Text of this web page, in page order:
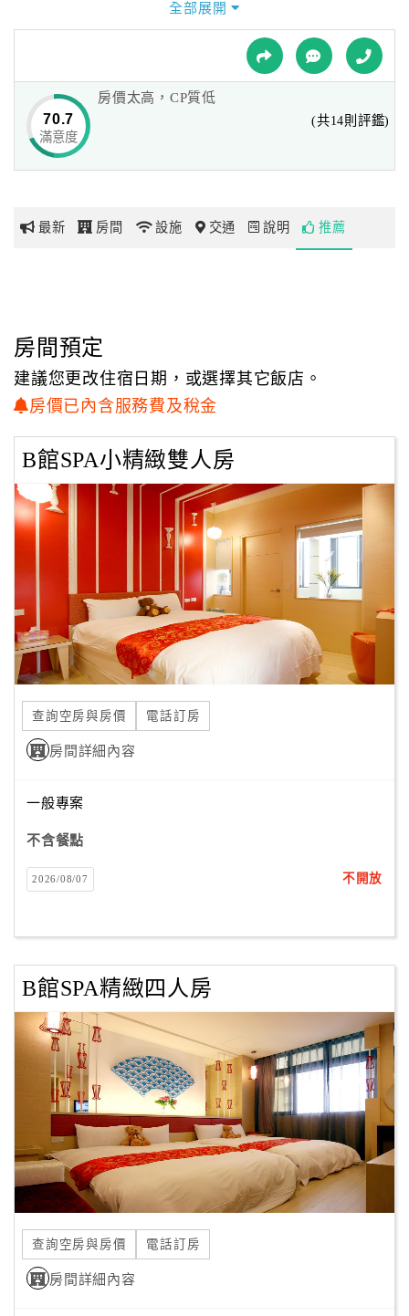
球
網
玩
地
圖
顧
務
顧
滿
意
度
訂
單
管
理
員
戶
客
服
聯
Line
客
服
紅
利
查
這裡的美景讓您一天也看不膩，足足待上一天也不想離開。
或許，您還可以抽個空，前往九族文化村渡過一個驚險刺激
走在熱鬧的水社商圈，請務必張大您的雙眼，否則，一個不
留神就錯過了經典之作。
踏入潭暉，簡單空間裡的幾處華麗點綴，表現出時尚雅緻的
設計風格；
變，
在日月潭的清晨，不會賴床，也不需morning call，因為沒
有人願意錯過早晨的潭水美景；
配合的特約收費停車場，就在B館大門正前方；
平日收費是1小時40元，當天最高上限$100元，房客入住當
天中午12點過後將車停進去不要開出來，可停至隔天中午12
點，只要$100元；
假日收費是1小時40元，採累計收費無上限，但是我們的房
客可於入住當天中午12點過後將車停進去不要開出來，可停
至隔天中午12點，只要$180元；
若不清楚，您可於入住當天辦理CHECK IN 時，由我們櫃檯
人員為您說明。
全部展開
70.7
滿意度
房價太高，CP質低
(共14則評鑑)
最新 房間 設施 交通 說明 推薦
房間預定
建議您更改住宿日期，或選擇其它飯店。
房價已內含服務費及稅金
B館SPA小精緻雙人房
查詢空房與房價 電話訂房
房間詳細內容
一般專案
不含餐點
2026/08/07 不開放
B館SPA精緻四人房
查詢空房與房價 電話訂房
房間詳細內容